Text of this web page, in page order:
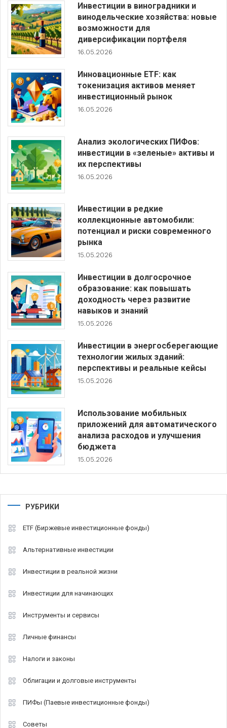
Инвестиции в виноградники и
винодельческие хозяйства: новые
возможности для
диверсификации портфеля
16.05.2026
Инновационные ETF: как
токенизация активов меняет
инвестиционный рынок
16.05.2026
Анализ экологических ПИФов:
инвестиции в «зеленые» активы и
их перспективы
16.05.2026
Инвестиции в редкие
коллекционные автомобили:
потенциал и риски современного
рынка
15.05.2026
Инвестиции в долгосрочное
образование: как повышать
доходность через развитие
навыков и знаний
15.05.2026
Инвестиции в энергосберегающие
технологии жилых зданий:
перспективы и реальные кейсы
15.05.2026
Использование мобильных
приложений для автоматического
анализа расходов и улучшения
бюджета
15.05.2026
РУБРИКИ
ETF (Биржевые инвестиционные фонды)
Альтернативные инвестиции
Инвестиции в реальной жизни
Инвестиции для начинающих
Инструменты и сервисы
Личные финансы
Налоги и законы
Облигации и долговые инструменты
ПИФы (Паевые инвестиционные фонды)
Советы